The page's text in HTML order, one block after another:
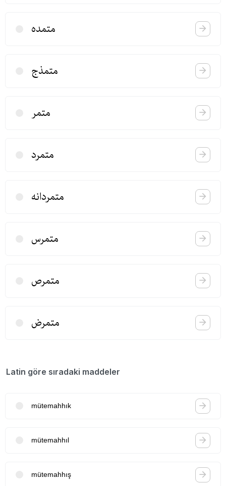
متمده
متمذج
متمر
متمرد
متمردانه
متمرس
متمرص
متمرض
Latin göre sıradaki maddeler
mütemahhık
mütemahhıl
mütemahhış